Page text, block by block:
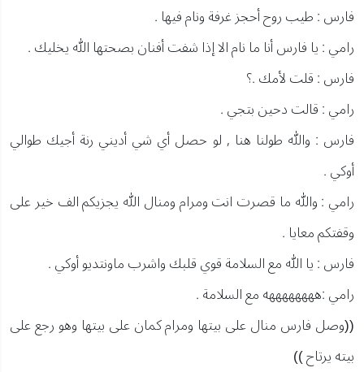
فارس : طيب روح أحجز غرفة ونام فيها .
رامي : يا فارس أنا ما نام الا إذا شفت أفنان بصحتها الله يخليك .
فارس : قلت لأمك .؟
رامي : قالت دحين بتجي .
فارس : والله طولنا هنا , لو حصل أي شي أديني رنة أجيك طوالي
أوكي .
رامي : والله ما قصرت انت ومرام ومنال الله يجزيكم الف خير على
وقفتكم معايا .
فارس : يا الله مع السلامة قوي قلبك واشرب ماونتديو أوكي .
رامي :ههههههههه مع السلامة .
((وصل فارس منال على بيتها ومرام كمان على بيتها وهو رجع على
بيته يرتاح ))